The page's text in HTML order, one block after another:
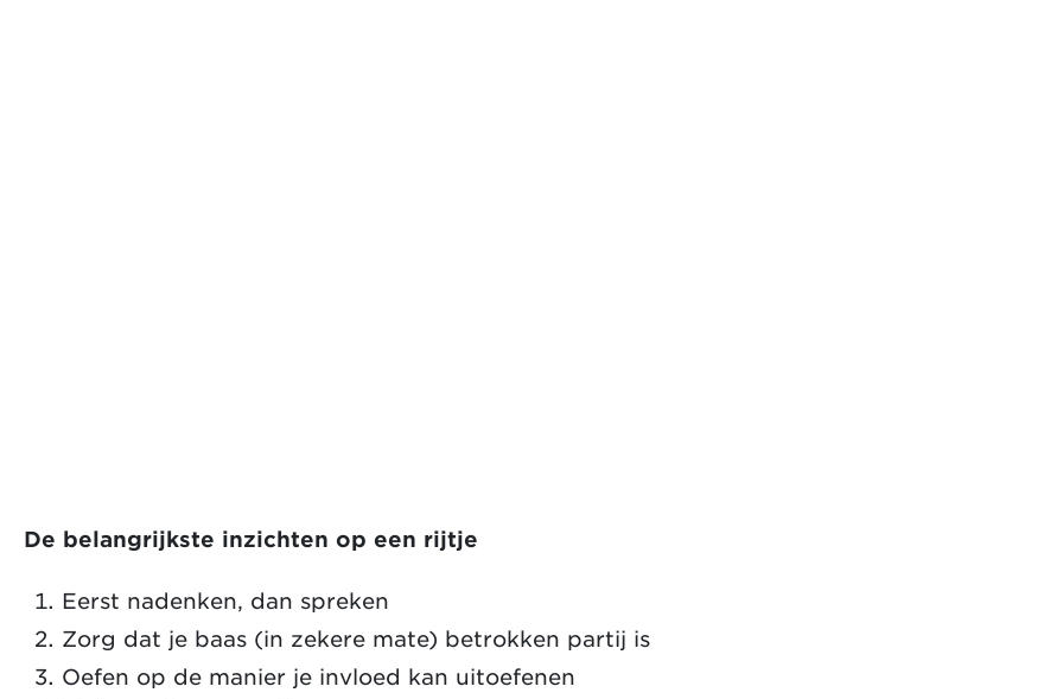
De belangrijkste inzichten op een rijtje
Eerst nadenken, dan spreken
Zorg dat je baas (in zekere mate) betrokken partij is
Oefen op de manier je invloed kan uitoefenen